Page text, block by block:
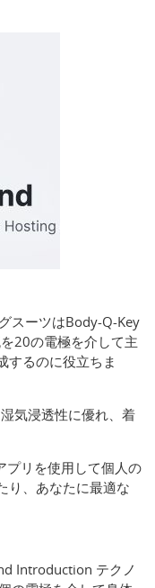
スーツはBody-Q-Key
20の電極を介して主
するのに役立ちま
気浸透性に優れ、着
プリを使用して個人の
り、あなたに最適な
Introduction テクノ